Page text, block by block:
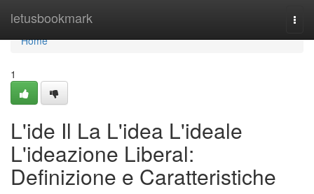
letusbookmark
Home
Home
1
L'ide Il La L'idea L'ideale
L'ideazione Liberal:
Definizione e Caratteristiche